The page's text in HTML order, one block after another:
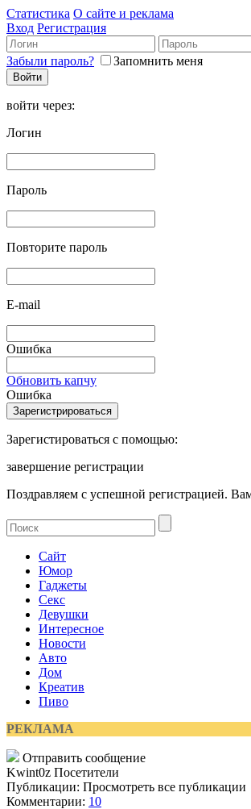
Статистика О сайте и реклама
Вход Регистрация
Забыли пароль? Запомнить меня
войти через:
Логин
Пароль
Повторите пароль
E-mail
Ошибка
Обновить капчу
Ошибка
Зарегистироваться с помощью:
завершение регистрации
Поздравляем с успешной регистрацией.
Сайт
Юмор
Гаджеты
Секс
Девушки
Интересное
Новости
Авто
Дом
Креатив
Пиво
РЕКЛАМА
Отправить сообщение
Kwint0z Посетители
Публикации: Просмотреть все публикации
Комментарии: 10